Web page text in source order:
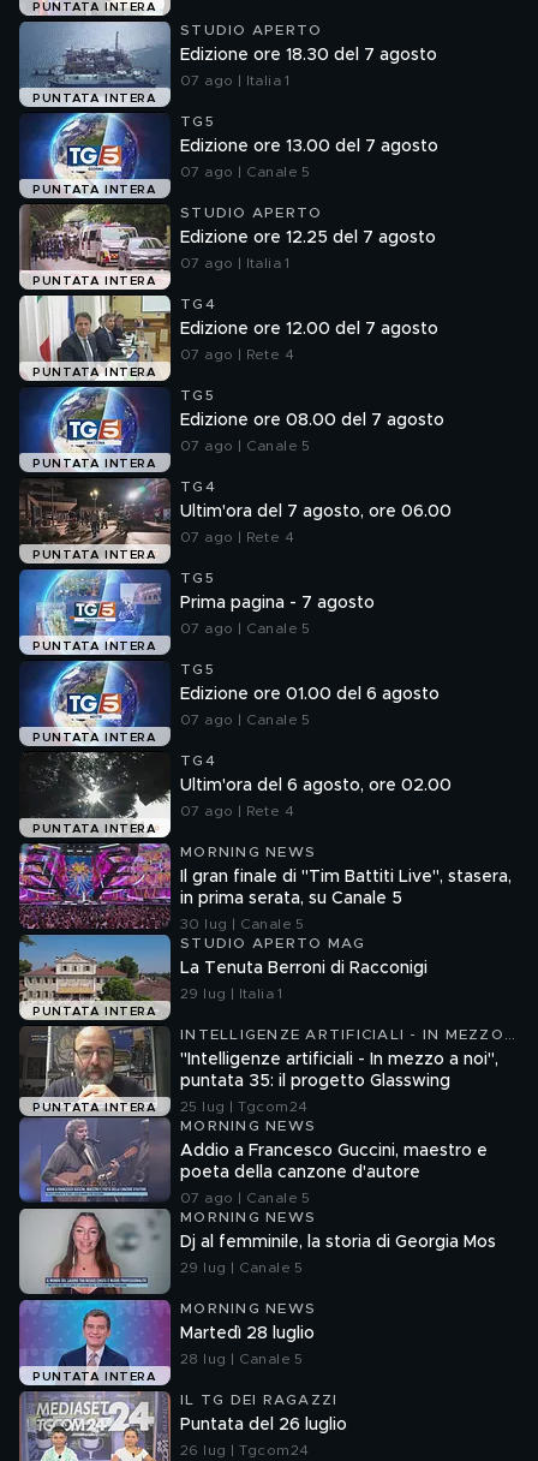
PUNTATA INTERA
PUNTATA INTERA
STUDIO APERTO
Edizione ore 18.30 del 7 agosto
07 ago | Italia 1
PUNTATA INTERA
TG5
Edizione ore 13.00 del 7 agosto
07 ago | Canale 5
PUNTATA INTERA
STUDIO APERTO
Edizione ore 12.25 del 7 agosto
07 ago | Italia 1
PUNTATA INTERA
TG4
Edizione ore 12.00 del 7 agosto
07 ago | Rete 4
PUNTATA INTERA
TG5
Edizione ore 08.00 del 7 agosto
07 ago | Canale 5
PUNTATA INTERA
TG4
Ultim'ora del 7 agosto, ore 06.00
07 ago | Rete 4
PUNTATA INTERA
TG5
Prima pagina - 7 agosto
07 ago | Canale 5
PUNTATA INTERA
TG5
Edizione ore 01.00 del 6 agosto
07 ago | Canale 5
PUNTATA INTERA
TG4
Ultim'ora del 6 agosto, ore 02.00
07 ago | Rete 4
MORNING NEWS
Il gran finale di "Tim Battiti Live", stasera,
in prima serata, su Canale 5
30 lug | Canale 5
PUNTATA INTERA
STUDIO APERTO MAG
La Tenuta Berroni di Racconigi
29 lug | Italia 1
PUNTATA INTERA
INTELLIGENZE ARTIFICIALI - IN MEZZO
A NOI
"Intelligenze artificiali - In mezzo a noi",
puntata 35: il progetto Glasswing
25 lug | Tgcom24
MORNING NEWS
Addio a Francesco Guccini, maestro e
poeta della canzone d'autore
07 ago | Canale 5
MORNING NEWS
Dj al femminile, la storia di Georgia Mos
29 lug | Canale 5
PUNTATA INTERA
MORNING NEWS
Martedì 28 luglio
28 lug | Canale 5
IL TG DEI RAGAZZI
Puntata del 26 luglio
26 lug | Tgcom24